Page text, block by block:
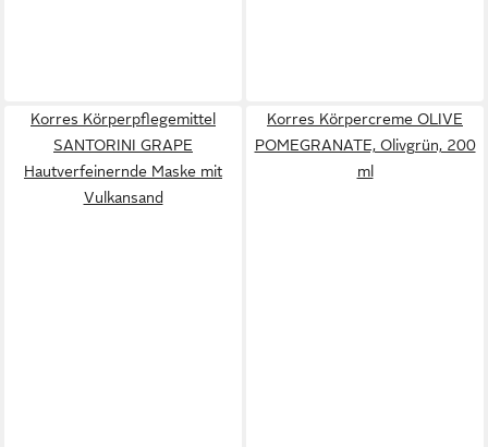
Korres Körperpflegemittel
SANTORINI GRAPE
Hautverfeinernde Maske mit
Vulkansand
Korres Körpercreme OLIVE
POMEGRANATE, Olivgrün, 200
ml